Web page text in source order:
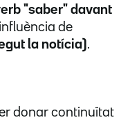
"saber" davant
de
la notícia).
donar continuïtat